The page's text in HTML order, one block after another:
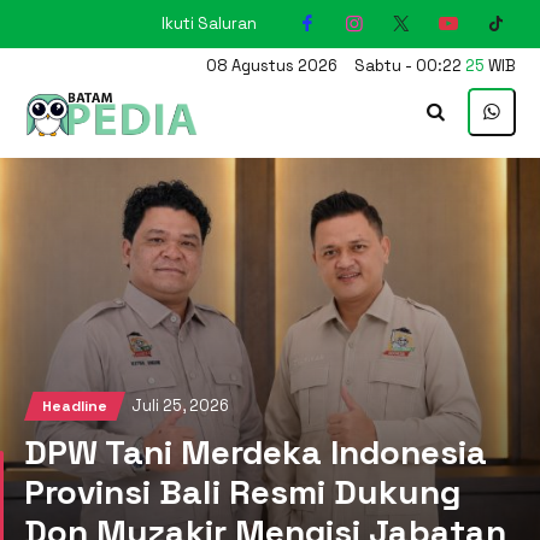
Ikuti Saluran
08 Agustus 2026 Sabtu - 00:22 26 WIB
Headline Juli 25, 2026
DPW Tani Merdeka Indonesia
Provinsi Bali Resmi Dukung